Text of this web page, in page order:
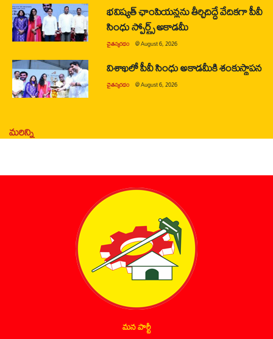
భవిష్యత్ ఛాంపియన్లను తీర్చిదిద్దే వేదికగా పీవీ
సింధు స్పోర్ట్స్ అకాడమీ
చైతన్యరధం @August 6, 2026
విశాఖలో పీవీ సింధు అకాడమీకి శంకుస్థాపన
చైతన్యరధం @August 6, 2026
మరిన్ని
మన పార్టీ